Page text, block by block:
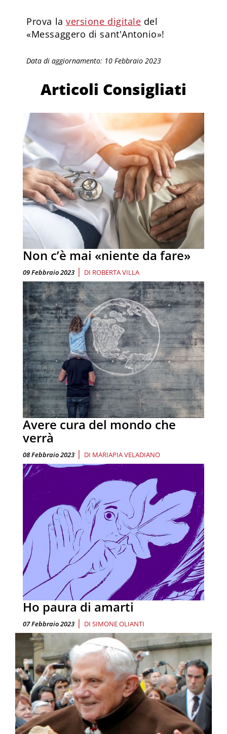
Prova laversione digitale del
«Messaggero di sant'Antonio»!
Data di aggiornamento: 10 Febbraio 2023
Articoli Consigliati
Non c’è mai «niente da fare»
09 Febbraio 2023 | DI ROBERTA VILLA
Avere cura del mondo che
verrà
08 Febbraio 2023 | DI MARIAPIA VELADIANO
Ho paura di amarti
07 Febbraio 2023 | DI SIMONE OLIANTI